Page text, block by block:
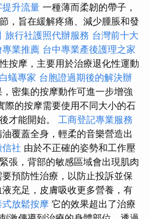
升流量 一種薄而柔韌的帶子，
，旨在緩解疼痛、減少腫脹和發
旅行社護照代辦服務 台灣前十大
業推薦 台中專業產後護理之家
按摩，主要用於治療退化性運動
蟻專家 台胞證過期後的解決辦
密集的按摩動作可進一步增強
際的按摩需要使用不同大小的石
才能開始。 工商登記專業服務
覆蓋全身，輕柔的音樂營造出
社 由於不正確的姿勢和工作壓
張，背部的敏感區域會出現肌肉
預防性治療，以防止投訴並保
充足，皮膚吸收更多營養，有
式放鬆按摩 它的效果超出了治療